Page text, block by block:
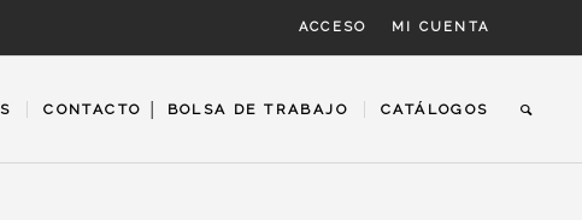
ACCESO MI CUENTA
CONTACTO │ BOLSA DE TRABAJO CATÁLOGOS